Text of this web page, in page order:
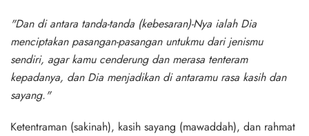
"Dan di antara tanda-tanda (kebesaran)-Nya ialah Dia
menciptakan pasangan-pasangan untukmu dari jenismu
sendiri, agar kamu cenderung dan merasa tenteram
kepadanya, dan Dia menjadikan di antaramu rasa kasih dan
sayang."
Ketentraman (sakinah), kasih sayang (mawaddah), dan rahmat